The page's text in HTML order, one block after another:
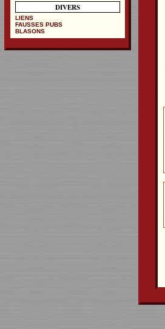
DIVERS
LIENS
FAUSSES PUBS
BLASONS